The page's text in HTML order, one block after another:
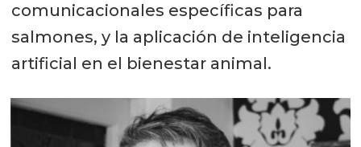
comunicacionales específicas para
salmones, y la aplicación de inteligencia
artificial en el bienestar animal.